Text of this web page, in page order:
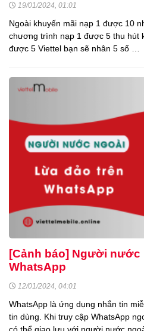
19/01/2024, 01:01
Ngoài khuyến mãi nạp 1 được 10
chương trình nạp 1 được 5 thu hút
được 5 Viettel bạn sẽ nhân 5 số …
[Cảnh báo] Người nước
WhatsApp
12/01/2024, 04:01
WhatsApp là ứng dụng nhắn tin
tin dùng. Khi truy cập WhatsApp